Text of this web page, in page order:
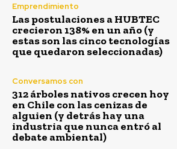
Emprendimiento
Las postulaciones a HUBTEC
crecieron 138% en un año (y
estas son las cinco tecnologías
que quedaron seleccionadas)
Conversamos con
312 árboles nativos crecen hoy
en Chile con las cenizas de
alguien (y detrás hay una
industria que nunca entró al
debate ambiental)